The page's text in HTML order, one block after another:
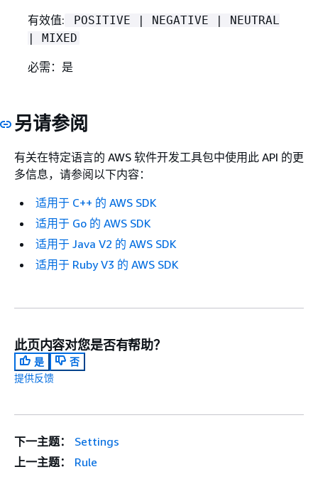
有效值:
POSITIVE | NEGATIVE | NEUTRAL
| MIXED
必需：是
另请参阅
有关在特定语言的 AWS 软件开发工具包中使用此 API 的更
多信息，请参阅以下内容：
适用于 C++ 的 AWS SDK
适用于 Go 的 AWS SDK
适用于 Java V2 的 AWS SDK
适用于 Ruby V3 的 AWS SDK
此页内容对您是否有帮助？
是
否
提供反馈
下一主题：
Settings
上一主题：
Rule